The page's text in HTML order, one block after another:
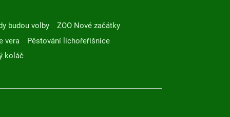
budou volby
ZOO Nové začátky
vera
Pěstování lichořeřišnice
koláč